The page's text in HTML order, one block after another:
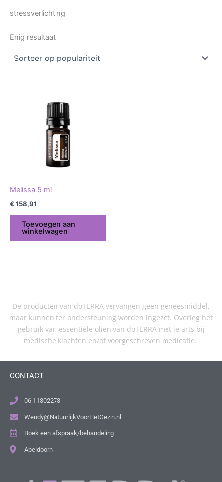
stressverlichting
Enig resultaat
Melissa 5 ml
€ 158,91
Toevoegen aan
winkelwagen
De producten van doTERRA vervangen geen geneesmiddel,
maar kunnen ter ondersteuning worden ingezet. Overleg het
gebruik van essentiële oliën van doTERRA met je arts bij
medische klachten en/of voorgeschreven medicatie.
CONTACT
06 11302273
Wendy@NatuurlijkVoorHetGezin.nl
Boek een afspraak/behandeling
Apeldoorn